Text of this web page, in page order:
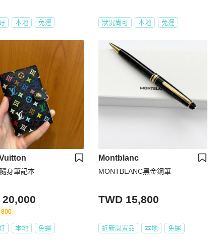
本地 免運 狀況尚可 本地 免運
身筆記本
20,000
800
本地 免運
Montblanc
MONTBLANC黑金鋼筆
TWD 15,800
近新閒置品 本地 免運